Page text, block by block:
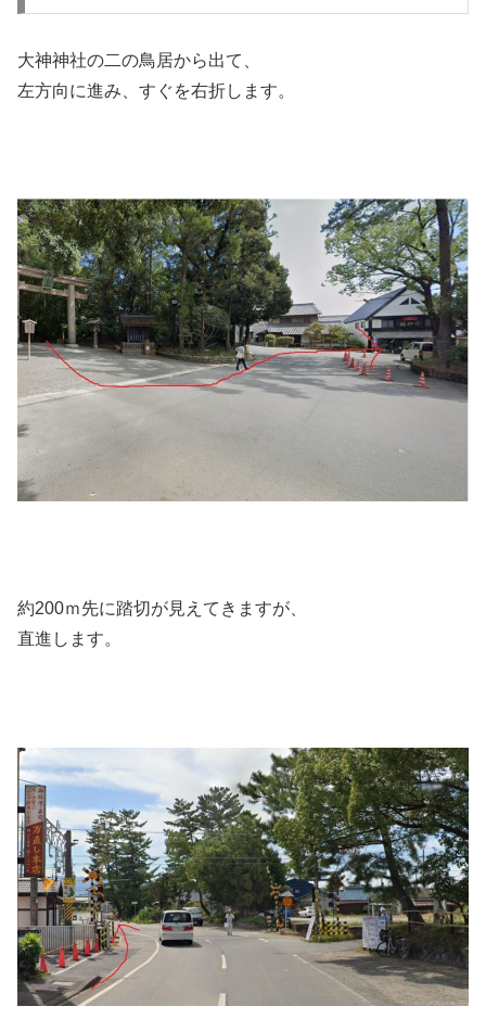
大神神社の二の鳥居から出て、
左方向に進み、すぐを右折します。
約200ｍ先に踏切が見えてきますが、
直進します。